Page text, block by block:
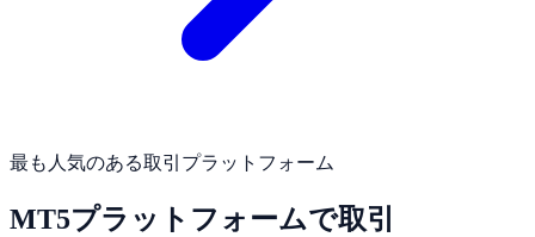
最も人気のある取引プラットフォーム
MT5プラットフォームで取引